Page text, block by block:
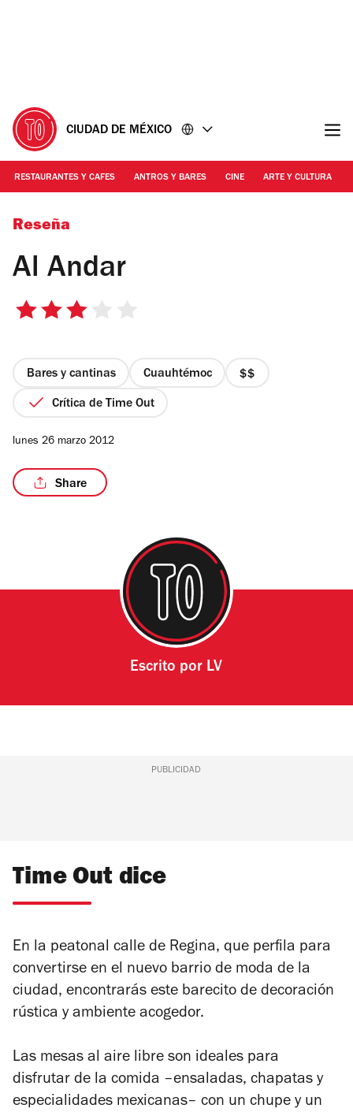
CIUDAD DE MÉXICO
RESTAURANTES Y CAFES ANTROS Y BARES CINE ARTE Y CULTURA
Rebeca Durán
Reseña
Al Andar
3
estrellas
Bares y cantinas Cuauhtémoc
precio
Crítica de Time Out
lunes 26 marzo 2012
Share
Escrito por LV
PUBLICIDAD
Time Out dice
En la peatonal calle de Regina, que perfila para
convertirse en el nuevo barrio de moda de la
ciudad, encontrarás este barecito de decoración
rústica y ambiente acogedor.
Las mesas al aire libre son ideales para
disfrutar de la comida –ensaladas, chapatas y
especialidades mexicanas– con un chupe y un